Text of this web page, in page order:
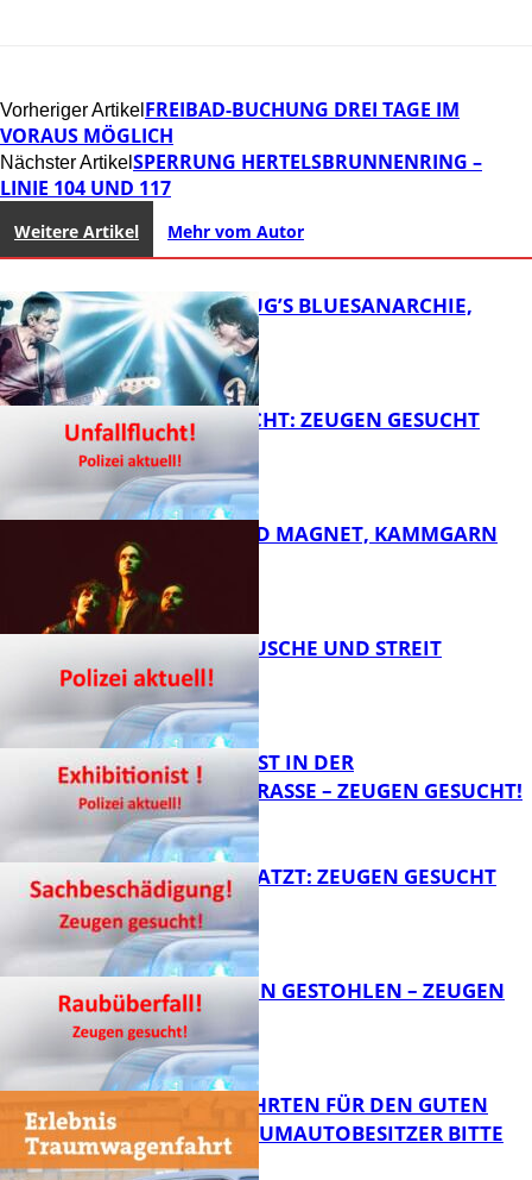
Vorheriger Artikel FREIBAD-BUCHUNG DREI TAGE IM
VORAUS MÖGLICH
Nächster Artikel SPERRUNG HERTELSBRUNNENRING –
LINIE 104 UND 117
Weitere Artikel Mehr vom Autor
THOMAS BLUG’S BLUESANARCHIE,
KAMMGARN
UNFALLFLUCHT: ZEUGEN GESUCHT
DIRTY SOUND MAGNET, KAMMGARN
KNALLGERÄUSCHE UND STREIT
EXHIBITIONIST IN DER
VELMANNSTRASSE – ZEUGEN GESUCHT!
AUTO ZERKRATZT: ZEUGEN GESUCHT
FB News
TEURE KETTEN GESTOHLEN – ZEUGEN
GESUCHT!
SPENDENFAHRTEN FÜR DEN GUTEN
ZWECK – TRAUMAUTOBESITZER BITTE
MELDEN!